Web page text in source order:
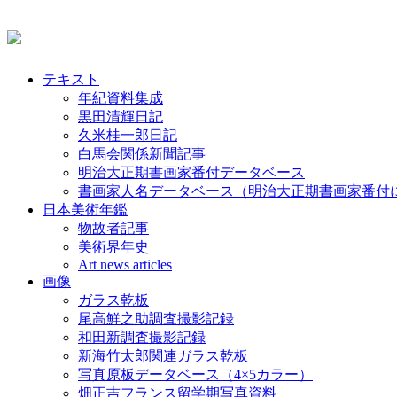
テキスト
年紀資料集成
黒田清輝日記
久米桂一郎日記
白馬会関係新聞記事
明治大正期書画家番付データベース
書画家人名データベース（明治大正期書画家番付
日本美術年鑑
物故者記事
美術界年史
Art news articles
画像
ガラス乾板
尾高鮮之助調査撮影記録
和田新調査撮影記録
新海竹太郎関連ガラス乾板
写真原板データベース（4×5カラー）
畑正吉フランス留学期写真資料